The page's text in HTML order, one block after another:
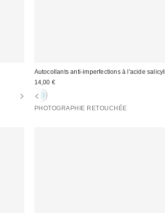
Autocollants anti-imperfections à l'acide
14,00 €
PHOTOGRAPHIE RETOUCHÉE